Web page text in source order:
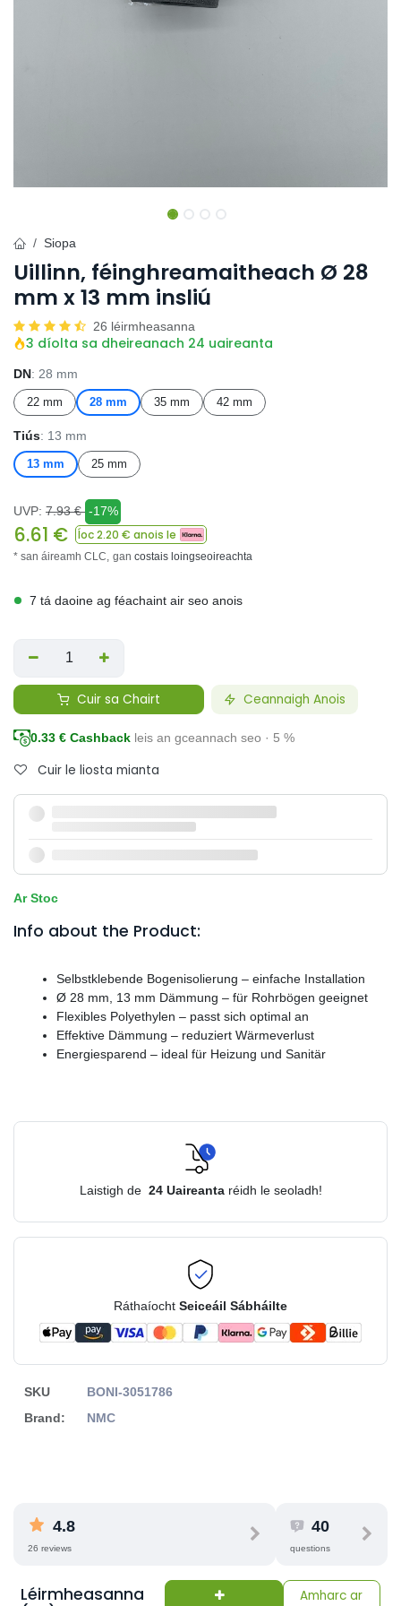
Siopa
Uillinn, féinghreamaitheach Ø 28
mm x 13 mm insliú
26 léirmheasanna
3 díolta sa dheireanach 24 uaireanta
DN: 28 mm
22 mm 28 mm 35 mm 42 mm
Tiús: 13 mm
13 mm 25 mm
UVP: 7.93€ -17%
6.61 € Íoc2.20 € anois le
* san áireamh CLC, gan costais loingseoireachta
7 tá daoine ag féachaint air seo anois
Cuir sa Chairt Ceannaigh Anois
0.33 € Cashback leis an gceannach seo · 5 %
Cuir le liosta mianta
Ar Stoc
Info about the Product:
Selbstklebende Bogenisolierung – einfache Installation
Ø 28 mm, 13 mm Dämmung – für Rohrbögen geeignet
Flexibles Polyethylen – passt sich optimal an
Effektive Dämmung – reduziert Wärmeverlust
Energiesparend – ideal für Heizung und Sanitär
Laistigh de 24 Uaireanta réidh le seoladh!
Ráthaíocht Seiceáil Sábháilte
SKU
BONI-3051786
Brand:
NMC
4.8
26 reviews
40
questions
Léirmheasanna
Amharc ar